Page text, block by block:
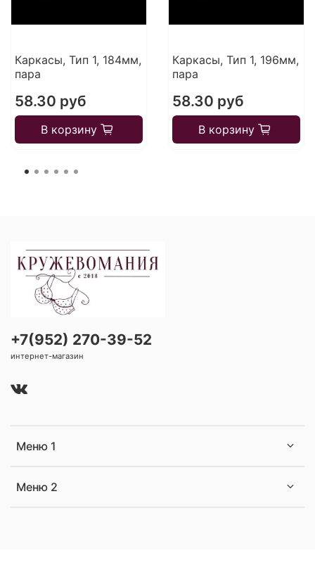
Каркасы, Тип 1, 184мм,
пара
58.30 руб
В корзину
Каркасы, Тип 1, 196мм,
пара
58.30 руб
В корзину
Меню 1
Меню 2
+7(952) 270-39-52
интернет-магазин